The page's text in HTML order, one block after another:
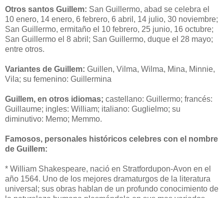
Otros santos Guillem: San Guillermo, abad se celebra el
10 enero, 14 enero, 6 febrero, 6 abril, 14 julio, 30 noviembre;
San Guillermo, ermitaño el 10 febrero, 25 junio, 16 octubre;
San Guillermo el 8 abril; San Guillermo, duque el 28 mayo;
entre otros.
Variantes de Guillem: Guillen, Vilma, Wilma, Mina, Minnie,
Vila; su femenino: Guillermina
Guillem, en otros idiomas; castellano: Guillermo; francés:
Guillaume; ingles: William; italiano: Guglielmo; su
diminutivo: Memo; Memmo.
Famosos, personales históricos celebres con el nombre
de Guillem:
* William Shakespeare, nació en Stratfordupon-Avon en el
año 1564. Uno de los mejores dramaturgos de la literatura
universal; sus obras hablan de un profundo conocimiento de